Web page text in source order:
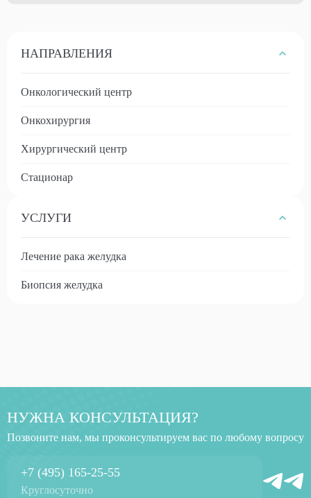
НАПРАВЛЕНИЯ
Онкологический центр
Онкохирургия
Хирургический центр
Стационар
УСЛУГИ
Лечение рака желудка
Биопсия желудка
НУЖНА КОНСУЛЬТАЦИЯ?
Позвоните нам, мы проконсультируем вас по любому вопросу
Круглосуточно
+7 (495) 165-25-55